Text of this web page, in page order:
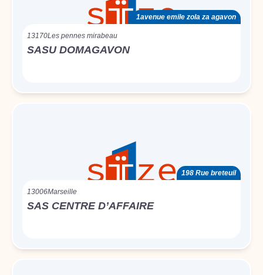
1avenue emile zola za agavon
13170Les pennes mirabeau
SASU DOMAGAVON
198 Rue breteuil
13006Marseille
SAS CENTRE D’AFFAIRE